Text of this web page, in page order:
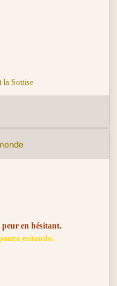
la Sottise
en hésitant.
esitando.